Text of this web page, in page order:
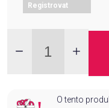
Registrovat
O tento